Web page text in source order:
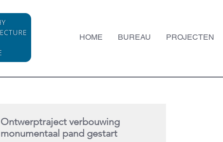
HOME BUREAU PROJECTEN
Ontwerptraject verbouwing
monumentaal pand gestart